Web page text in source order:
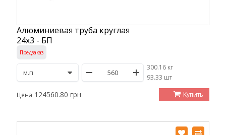
Алюминиевая труба круглая
24х3 - БП
Предзаказ
300.16 кг
/93.33 шт
Цена 124560.80 грн Купить